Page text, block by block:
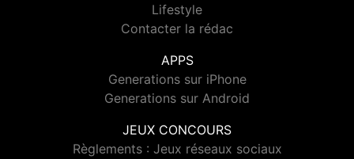
Lifestyle
Contacter la rédac
APPS
Generations sur iPhone
Generations sur Android
JEUX CONCOURS
Règlements : Jeux réseaux sociaux